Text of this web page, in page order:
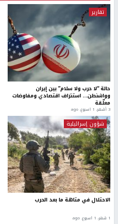
تقارير
حالة “لا حرب ولا سلام” بين إيران
وواشنطن… استنزاف اقتصادي ومفاوضات
معلّقة
3 أشهر، 1 اسبوع. ago
شؤون إسرائيلية
الاحتلال في متاهة ما بعد الحرب
1 شهر، 1 اسبوع. ago